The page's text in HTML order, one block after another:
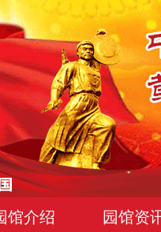
馆介绍 园馆资